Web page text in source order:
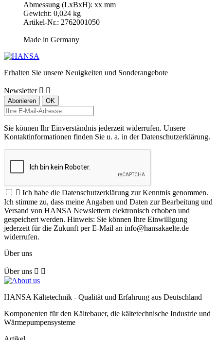
Abmessung (LxBxH): xx mm
Gewicht: 0,024 kg
Artikel-Nr.: 2762001050
Made in Germany
Erhalten Sie unsere Neuigkeiten und Sonderangebote
Newsletter  
Sie können Ihr Einverständnis jederzeit widerrufen. Unsere
Kontaktinformationen finden Sie u. a. in der Datenschutzerklärung.
 Ich habe die Datenschutzerklärung zur Kenntnis genommen.
Ich stimme zu, dass meine Angaben und Daten zur Bearbeitung und
Versand von HANSA Newslettern elektronisch erhoben und
gespeichert werden. Hinweis: Sie können Ihre Einwilligung
jederzeit für die Zukunft per E-Mail an info@hansakaelte.de
widerrufen.
Über uns
Über uns  
HANSA Kältetechnik - Qualität und Erfahrung aus Deutschland
Komponenten für den Kältebauer, die kältetechnische Industrie und
Wärmepumpensysteme